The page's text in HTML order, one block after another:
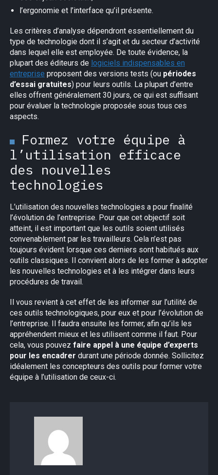
l’ergonomie et l’interface qu’il présente.
Les critères d’analyse dépendront essentiellement du
type de technologie dont il s’agit et du secteur d’activité
dans lequel elle est employée. De toute évidence, la
plupart des éditeurs de logiciels indispensables en
entreprise proposent des versions tests (ou périodes
d’essai gratuites) pour leurs outils. La plupart d’entre
elles offrent généralement 30 jours, ce qui est suffisant
pour évaluer la technologie proposée sous tous ces
aspects.
Formez votre équipe à
l’utilisation efficace
des nouvelles
technologies
L’utilisation des nouvelles technologies a pour finalité
l’évolution de l’entreprise. Pour que cet objectif soit
atteint, il est important que les outils soient utilisés
convenablement par les travailleurs. Cela n’est pas
toujours évident lorsque ces derniers sont habitués aux
outils classiques. Il convient alors de les former à adopter
les nouvelles technologies et à les intégrer dans leurs
procédures de travail.
Il vous revient à cet effet de les informer sur l’utilité de
ces outils technologiques, pour eux et pour l’évolution de
l’entreprise. Il faudra ensuite les former, afin qu’ils les
appréhendent mieux et les utilisent comme il faut. Pour
cela, vous pouvez faire appel à une équipe d’experts
pour les encadrer durant une période donnée. Sollicitez
idéalement les concepteurs des outils pour former votre
équipe à l’utilisation de ceux-ci.